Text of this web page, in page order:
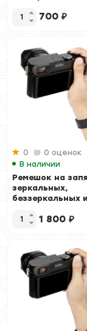
700 ₽
0
0 оценок
В наличии
Ремешок на
зеркальных,
беззеркальных
1 800 ₽